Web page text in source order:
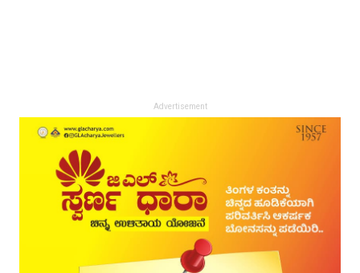
Advertisement